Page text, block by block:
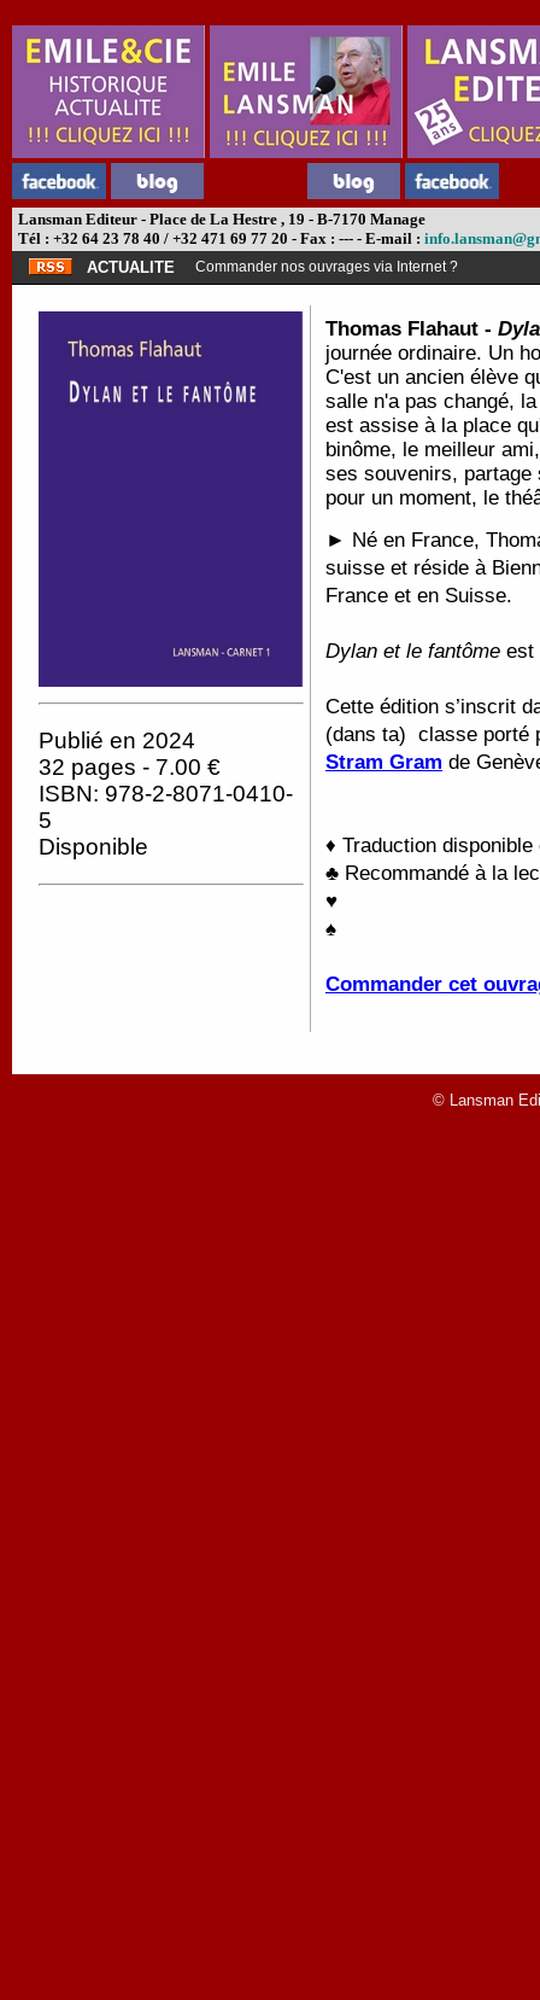
Lansman Editeur - Place de La Hestre , 19 - B-7170 Manage
Tél : +32 64 23 78 40 / +32 471 69 77 20 - Fax : --- - E-mail :
ACTUALITE
Commander nos ouvrages via Internet ?
Publié en 2024
32 pages - 7.00 €
ISBN: 978-2-8071-0410-
5
Disponible
Thomas Flahaut -
journée ordinaire. Un
C'est un ancien élève
salle n'a pas changé,
est assise à la place
binôme, le meilleur
ses souvenirs,
pour un moment, le
► Né en France,
suisse et réside à
France et en Suisse.
Dylan et le fantôme est
Cette édition s’inscrit
(dans ta) classe porté
Stram Gram de
♦ Traduction
♣ Recommandé à la
♥
♠
Commander cet
© Lansman